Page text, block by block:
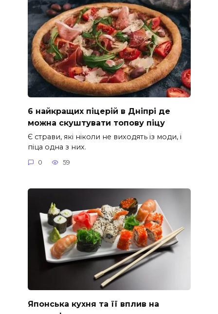
6 найкращих піцерій в Дніпрі де
можна скуштувати топову піцу
Є страви, які ніколи не виходять із моди, і
піца одна з них.
0 59
Японська кухня та її вплив на